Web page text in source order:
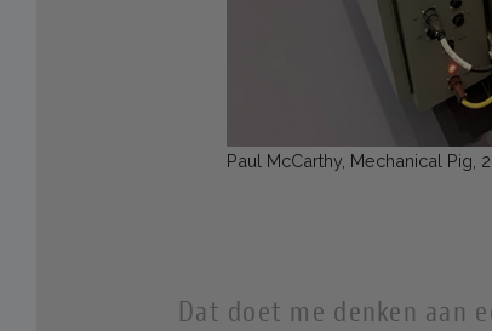
Paul McCarthy, Mechanical Pig,
Dat doet me denken aan